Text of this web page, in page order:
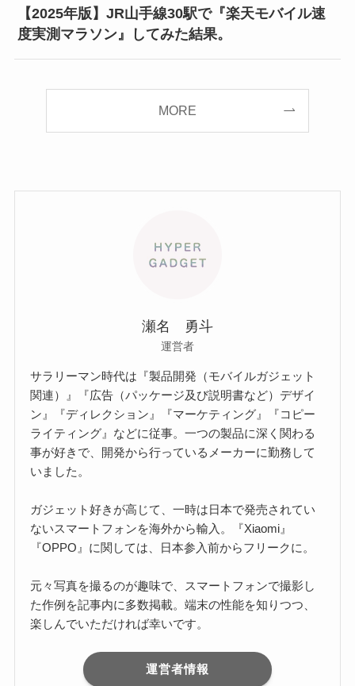
【2025年版】JR山手線30駅で『楽天モバイル速
度実測マラソン』してみた結果。
MORE
瀬名 勇斗
運営者
サラリーマン時代は『製品開発（モバイルガジェット
関連）』『広告（パッケージ及び説明書など）デザイ
ン』『ディレクション』『マーケティング』『コピー
ライティング』などに従事。一つの製品に深く関わる
事が好きで、開発から行っているメーカーに勤務して
いました。
ガジェット好きが高じて、一時は日本で発売されてい
ないスマートフォンを海外から輸入。『Xiaomi』
『OPPO』に関しては、日本参入前からフリークに。
元々写真を撮るのが趣味で、スマートフォンで撮影し
た作例を記事内に多数掲載。端末の性能を知りつつ、
楽しんでいただければ幸いです。
運営者情報